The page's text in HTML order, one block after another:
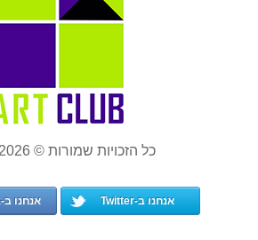
כל הזכויות שמורות © 2014-2026
אנחנו ב-Twitter אנחנו ב-Facebook